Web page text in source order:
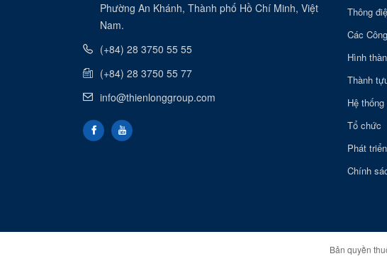
Phường An Khánh, Thành phố Hồ Chí Minh, Việt
Nam.
(+84) 28 3750 55 55
(+84) 28 3750 55 77
info@thienlonggroup.com
Thông
Các
Hình
Thành
Hệ
Tổ chức
Phát
Chính
Bản quyền